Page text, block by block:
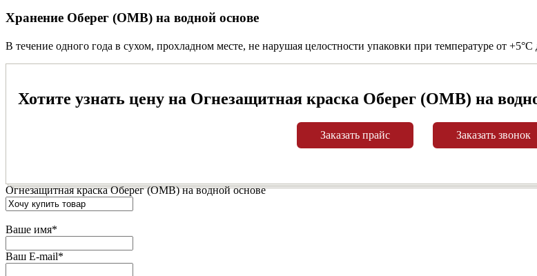
Хранение Оберег (ОМВ) на водной основе
В течение одного года в сухом, прохладном месте, не нарушая целостности упаковки при температуре от +5°С
Хотите узнать цену на Огнезащитная краска Оберег (ОМВ) на
Заказать прайс Заказать звонок
Огнезащитная краска Оберег (ОМВ) на водной основе
Ваше имя*
Ваш E-mail*